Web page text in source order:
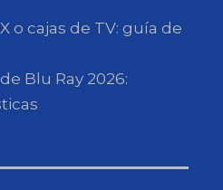
o cajas de TV: guía de
Blu Ray 2026: